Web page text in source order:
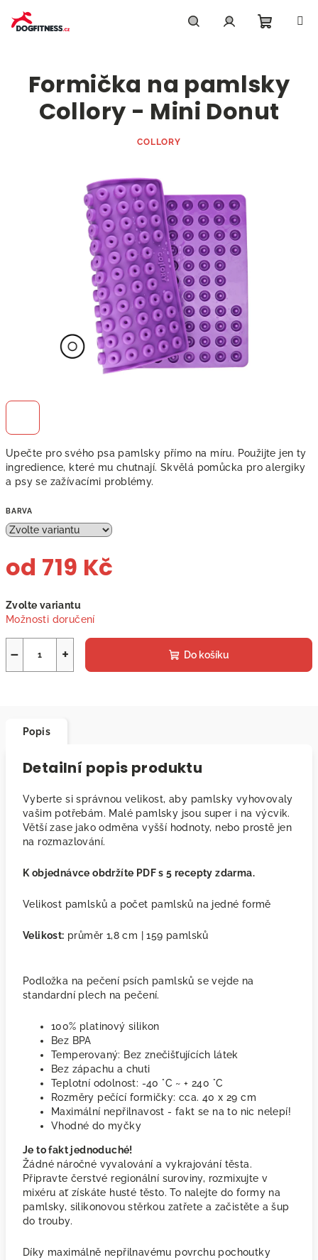
obsah
košík
Upečte pro svého psa pamlsky přímo na míru. Použijte jen ty
ingredience, které mu chutnají. Skvělá pomůcka pro alergiky
a psy se zažívacími problémy.
BARVA
od 719 Kč
cena:
Zvolte variantu
Možnosti doručení
+
− Do košíku
Formička na pamlsky
Collory - Mini Donut
COLLORY
Popis
Detailní popis produktu
Vyberte si správnou velikost, aby pamlsky vyhovovaly
vašim potřebám. Malé pamlsky jsou super i na výcvik.
Větší zase jako odměna vyšší hodnoty, nebo prostě jen
na rozmazlování.
K objednávce obdržíte PDF s 5 recepty zdarma.
Velikost pamlsků a počet pamlsků na jedné formě
Velikost: průměr 1,8 cm | 159 pamlsků
Podložka na pečení psích pamlsků se vejde na
standardní plech na pečení.
100% platinový silikon
Bez BPA
Temperovaný: Bez znečišťujících látek
Bez zápachu a chuti
Teplotní odolnost: -40 °C ~ + 240 °C
Rozměry pečící formičky: cca. 40 x 29 cm
Maximální nepřilnavost - fakt se na to nic nelepí!
Vhodné do myčky
Je to fakt jednoduché!
Žádné náročné vyvalování a vykrajování těsta.
Připravte čerstvé regionální suroviny, rozmixujte v
mixéru ať získáte husté těsto. To nalejte do formy na
pamlsky, silikonovou stěrkou zatřete a začistěte a šup
do trouby.
Díky maximálně nepřilnavému povrchu pochoutky